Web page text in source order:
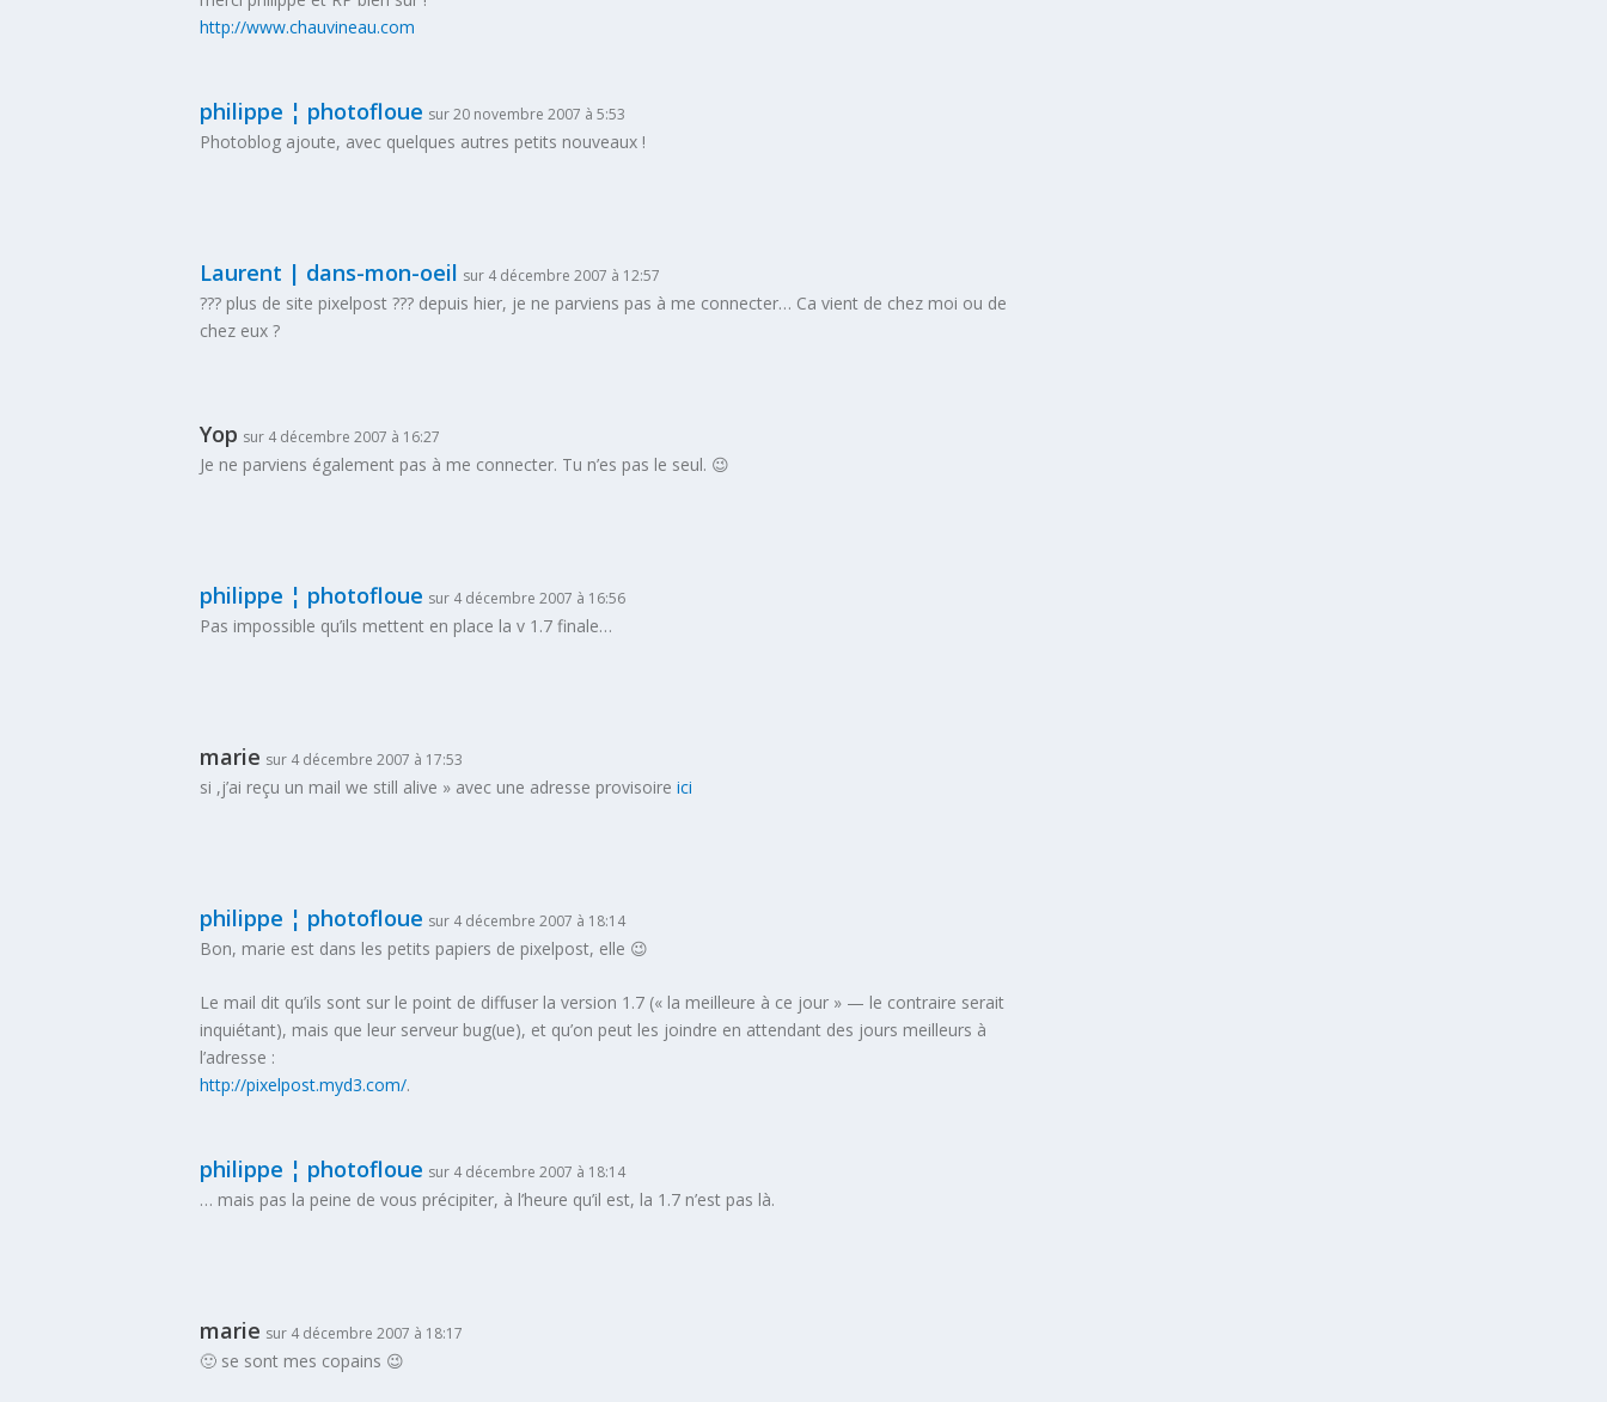
http://www.chauvineau.com
philippe ¦ photofloue sur 20 novembre 2007 à 5:53
Photoblog ajoute, avec quelques autres petits nouveaux !
Laurent | dans-mon-oeil sur 4 décembre 2007 à 12:57
??? plus de site pixelpost ??? depuis hier, je ne parviens pas à me connecter… Ca vient de chez moi ou de
chez eux ?
Yop sur 4 décembre 2007 à 16:27
Je ne parviens également pas à me connecter. Tu n’es pas le seul. 😉
philippe ¦ photofloue sur 4 décembre 2007 à 16:56
Pas impossible qu’ils mettent en place la v 1.7 finale…
marie sur 4 décembre 2007 à 17:53
si ,j’ai reçu un mail we still alive » avec une adresse provisoireici
philippe ¦ photofloue sur 4 décembre 2007 à 18:14
Bon, marie est dans les petits papiers de pixelpost, elle 😉
Le mail dit qu’ils sont sur le point de diffuser la version 1.7 (« la meilleure à ce jour » — le contraire serait
inquiétant), mais que leur serveur bug(ue), et qu’on peut les joindre en attendant des jours meilleurs à
l’adresse :
http://pixelpost.myd3.com/.
philippe ¦ photofloue sur 4 décembre 2007 à 18:14
… mais pas la peine de vous précipiter, à l’heure qu’il est, la 1.7 n’est pas là.
marie sur 4 décembre 2007 à 18:17
🙂 se sont mes copains 😉